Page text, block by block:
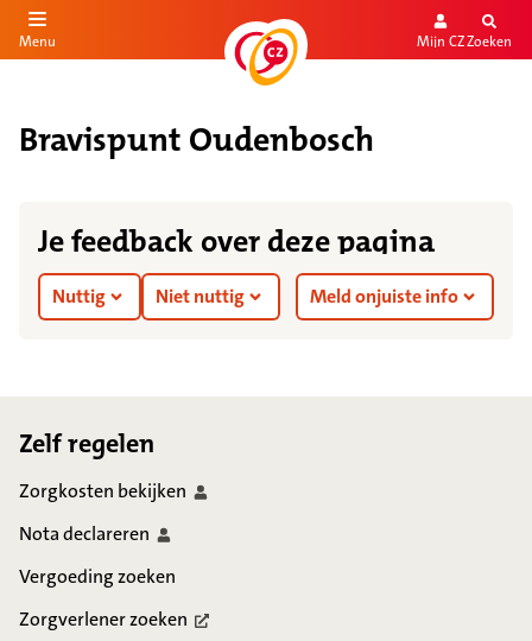
de inhoud
Menu Mijn CZZoeken
Bravispunt Oudenbosch
Je feedback over deze pagina
Nuttig Niet nuttig Meld onjuiste info
Zelf regelen
Zorgkosten bekijken
Notadeclareren
Vergoeding zoeken
Zorgverlenerzoeken